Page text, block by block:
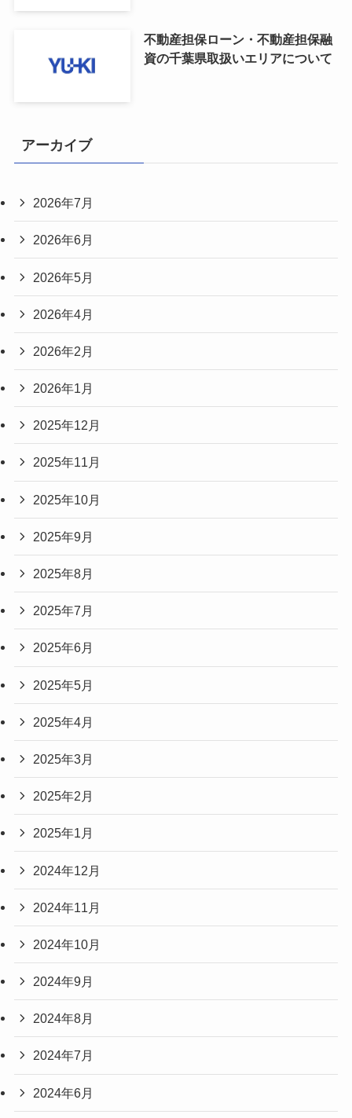
不動産担保ローン・不動産担保融
資の千葉県取扱いエリアについて
アーカイブ
2026年7月
2026年6月
2026年5月
2026年4月
2026年2月
2026年1月
2025年12月
2025年11月
2025年10月
2025年9月
2025年8月
2025年7月
2025年6月
2025年5月
2025年4月
2025年3月
2025年2月
2025年1月
2024年12月
2024年11月
2024年10月
2024年9月
2024年8月
2024年7月
2024年6月